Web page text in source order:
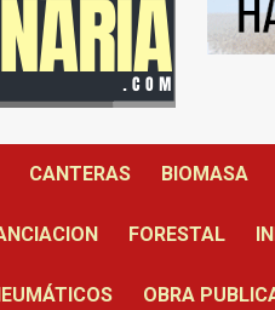
CANTERAS BIOMASA
FORESTAL
OBRA